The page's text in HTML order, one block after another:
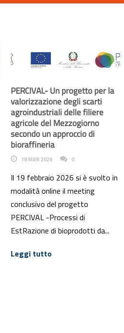
PERCIVAL- Un progetto per la
valorizzazione degli scarti
agroindustriali delle filiere
agricole del Mezzogiorno
secondo un approccio di
bioraffineria
18 MAR 2026 0
Il 19 febbraio 2026 si è svolto in
modalità online il meeting
conclusivo del progetto
PERCIVAL -Processi di
EstRazione di bioprodotti da...
Leggi tutto